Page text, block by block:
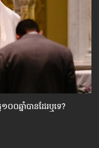
០ឆ្នាំ​បាន​ដែរ​ឬទេ?